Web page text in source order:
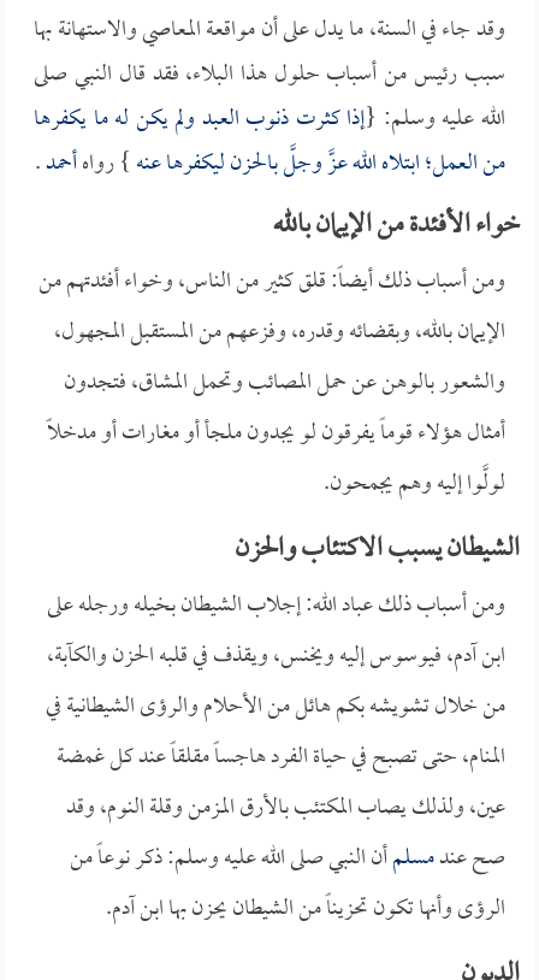
وقد جاء في السنة، ما يدل على أن مواقعة المعاصي والاستهانة بها
سبب رئيس من أسباب حلول هذا البلاء، فقد قال النبي صلى
الله عليه وسلم: {إذا كثرت ذنوب العبد ولم يكن له ما يكفرها
من العمل؛ ابتلاه الله عزَّ وجلَّ بالحزن ليكفرها عنه} رواهأحمد.
خواء الأفئدة من الإيمان بالله
ومن أسباب ذلك أيضاً: قلق كثير من الناس، وخواء أفئدتهم من
الإيمان بالله، وبقضائه وقدره، وفزعهم من المستقبل المجهول،
والشعور بالوهن عن حمل المصائب وتحمل المشاق، فتجدون
أمثال هؤلاء قوماً يفرقون لو يجدون ملجأ أو مغارات أو مدخلاً
لولَّوا إليه وهم يجمحون.
الشيطان يسبب الاكتئاب والحزن
ومن أسباب ذلك عباد الله: إجلاب الشيطان بخيله ورجله على
ابن آدم، فيوسوس إليه ويخنس، ويقذف في قلبه الحزن والكآبة،
من خلال تشويشه بكم هائل من الأحلام والرؤى الشيطانية في
المنام، حتى تصبح في حياة الفرد هاجساً مقلقاً عند كل غمضة
عين، ولذلك يصاب المكتئب بالأرق المزمن وقلة النوم، وقد
صح عندمسلمأن النبي صلى الله عليه وسلم: ذكر نوعاً من
الرؤى وأنها تكون تحزيناً من الشيطان يحزن بها ابن آدم.